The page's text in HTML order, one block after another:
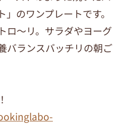
のワンプレートです。
ロ～リ。サラダやヨーグ
バランスバッチリの朝ご